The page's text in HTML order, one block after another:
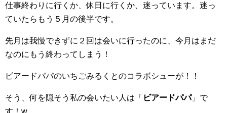
仕事終わりに行くか、休日に行くか、迷っています。迷っ
ていたらもう５月の後半です。
先月は我慢できずに２回は会いに行ったのに、今月はまだ
なのにもう終わってしまう！
ビアードパパのいちごみるくとのコラボシューが！！
そう、何を隠そう私の会いたい人は「 ビアードパパ」で
す！w